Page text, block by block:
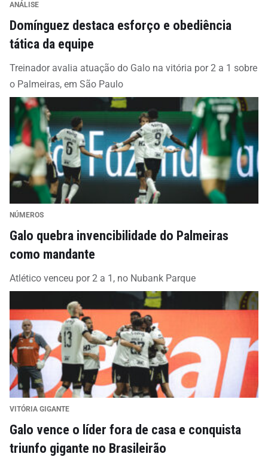
ANÁLISE
Domínguez destaca esforço e obediência
tática da equipe
Treinador avalia atuação do Galo na vitória por 2 a 1 sobre
o Palmeiras, em São Paulo
NÚMEROS
Galo quebra invencibilidade do Palmeiras
como mandante
Atlético venceu por 2 a 1, no Nubank Parque
VITÓRIA GIGANTE
Galo vence o líder fora de casa e conquista
triunfo gigante no Brasileirão